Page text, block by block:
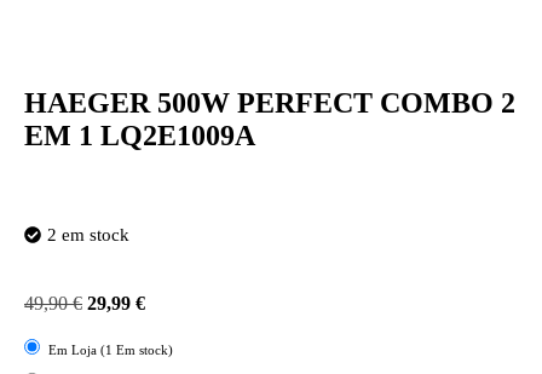
HAEGER 500W PERFECT COMBO 2
EM 1 LQ2E1009A
2 em stock
49,90€ 29,99 €
Em Loja (1 Em stock)